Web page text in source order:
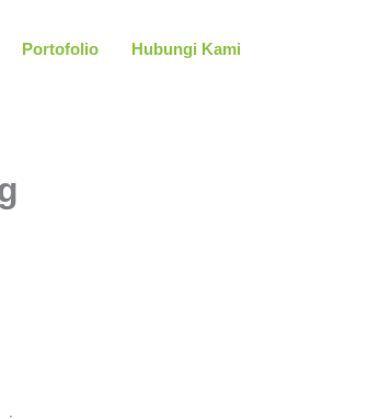
Portofolio Hubungi Kami